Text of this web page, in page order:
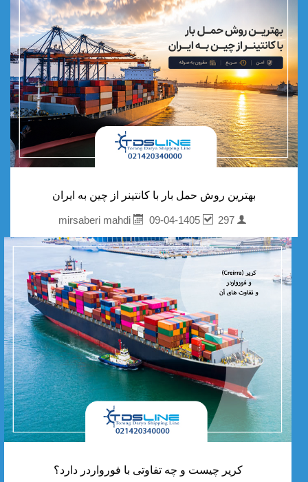
بهترین روش حمل بار با کانتینر از چین به ایران
mirsaberi mahdi
09-04-1405 297
کریر چیست و چه تفاوتی با فورواردر دارد؟